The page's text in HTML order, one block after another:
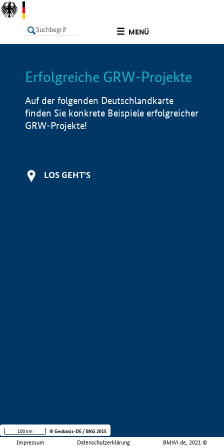
MENÜ
LISTE Info
Erfolgreiche GRW-Projekte
Auf der folgenden Deutschlandkarte
finden Sie konkrete Beispiele erfolgreicher
GRW-Projekte!
LOS GEHT'S
Impressum Datenschutzerklärung BMWi.de, 2021 ©
100 km © Geobasis-DE / BKG 2015